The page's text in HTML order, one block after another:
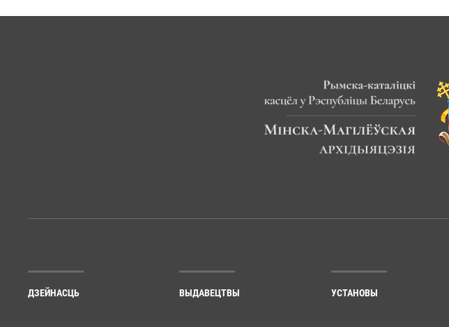
ДЗЕЙНАСЦЬ ВЫДАВЕЦТВЫ УСТАНОВЫ